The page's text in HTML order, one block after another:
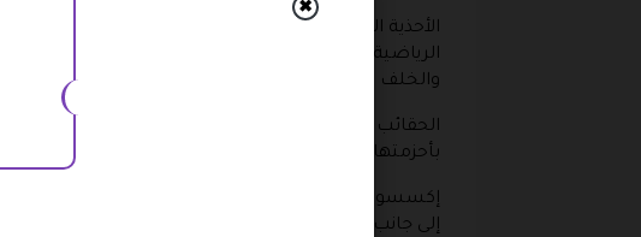
الأحذية النسائية مختلفة فيتواجد منها الفليب فلوب
الرياضية وأيضا يمكن أن تشتري بحرية كبيرة جدا
والخلف .
الحقائب يتواجد منها على سيفي تشكيلة أنيقة متنوعة
بأحزمتها الجلدية أو اللامعة إلى جنب حقائب الظهر
إكسسوارات كل سيدة سوف تجدها على
إلى جانب تشكيلة الساعات والأوشحة التي عليها طبعات
✖